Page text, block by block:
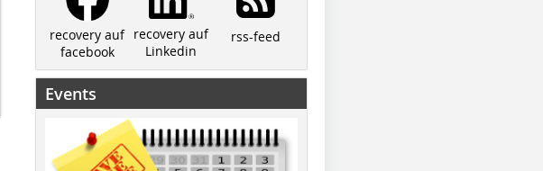
recovery auf
facebook
recovery auf
Linkedin
rss-feed
Events